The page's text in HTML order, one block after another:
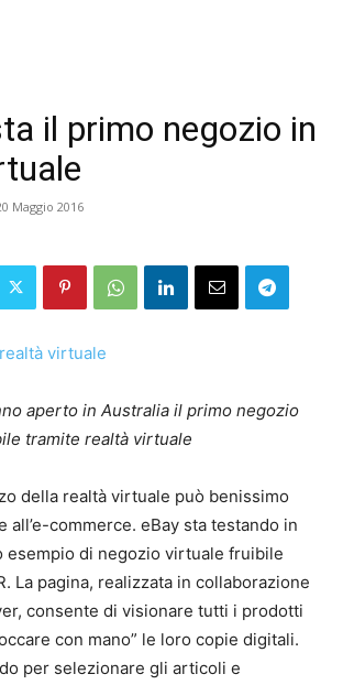
il primo negozio in
Maggio 2016
aperto in Australia il primo negozio
tramite realtà virtuale
della realtà virtuale può benissimo
all’e-commerce. eBay sta testando in
esempio di negozio virtuale fruibile
La pagina, realizzata in collaborazione
consente di visionare tutti i prodotti
con mano” le loro copie digitali.
per selezionare gli articoli e